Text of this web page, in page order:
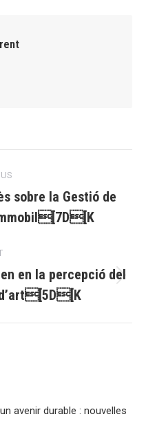
sobre la Gestió de
en la percepció del
avenir durable : nouvelles